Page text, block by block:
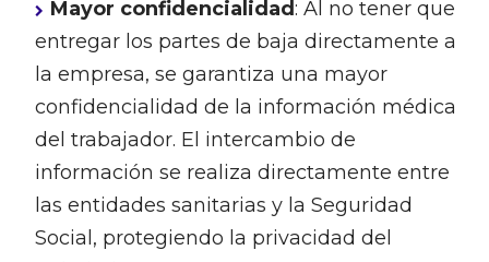
Mayor confidencialidad: Al no tener que
entregar los partes de baja directamente a
la empresa, se garantiza una mayor
confidencialidad de la información médica
del trabajador. El intercambio de
información se realiza directamente entre
las entidades sanitarias y la Seguridad
Social, protegiendo la privacidad del